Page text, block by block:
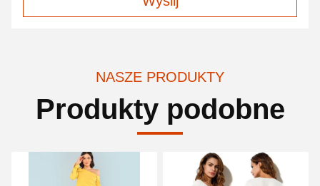
NASZE PRODUKTY
Produkty podobne